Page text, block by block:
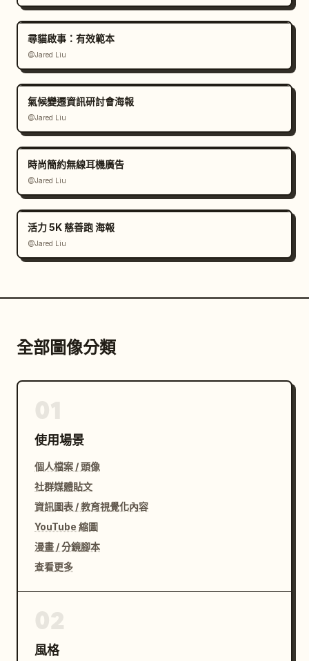
尋貓啟事：有效範本
@Jared Liu
氣候變遷資訊研討會海報
@Jared Liu
時尚簡約無線耳機廣告
@Jared Liu
活力 5K 慈善跑 海報
@Jared Liu
全部圖像分類
使用場景
個人檔案 / 頭像
社群媒體貼文
資訊圖表 / 教育視覺化內容
YouTube 縮圖
漫畫 / 分鏡腳本
查看更多
風格